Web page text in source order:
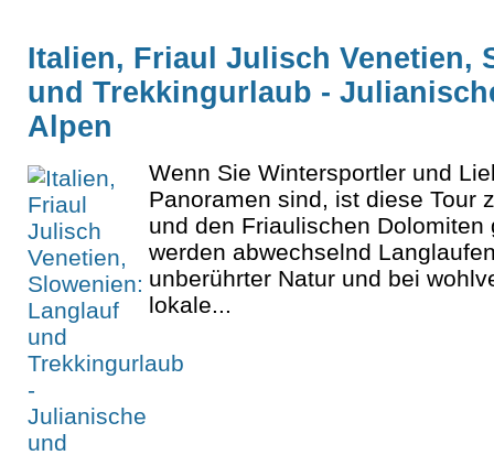
Italien, Friaul Julisch Venetien,
und Trekkingurlaub -
Alpen
Wenn Sie Wintersportler und
Panoramen sind, ist diese Tour
und den Friaulischen
werden abwechselnd
unberührter Natur und bei
lokale...